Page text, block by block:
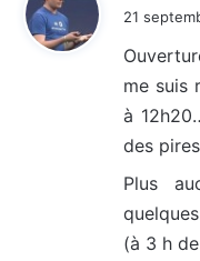
21
me suis
à
des
Plus
(à 3 h